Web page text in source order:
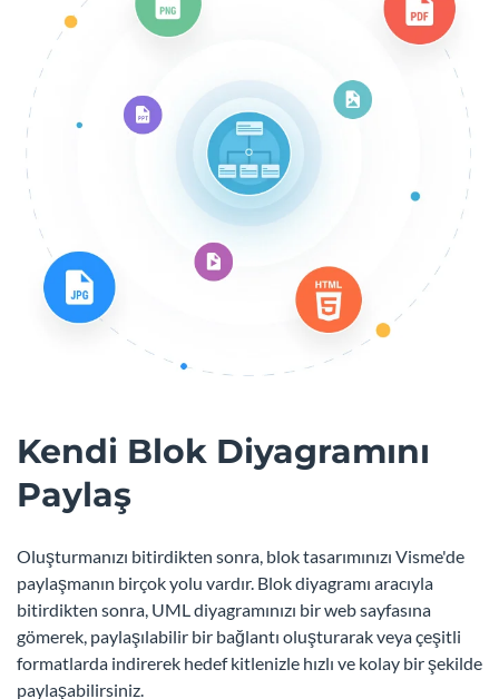
Kendi Blok Diyagramını
Paylaş
Oluşturmanızı bitirdikten sonra, blok tasarımınızı Visme'de
paylaşmanın birçok yolu vardır. Blok diyagramı aracıyla
bitirdikten sonra, UML diyagramınızı bir web sayfasına
gömerek, paylaşılabilir bir bağlantı oluşturarak veya çeşitli
formatlarda indirerek hedef kitlenizle hızlı ve kolay bir şekilde
paylaşabilirsiniz.